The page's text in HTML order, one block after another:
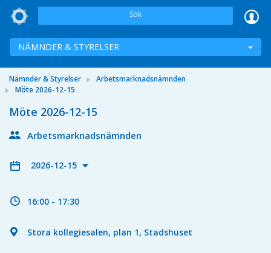
Sök
NÄMNDER & STYRELSER
Nämnder & Styrelser
Arbetsmarknadsnämnden
Möte 2026-12-15
Möte 2026-12-15
Arbetsmarknadsnämnden
2026-12-15
16:00 - 17:30
Stora kollegiesalen, plan 1, Stadshuset